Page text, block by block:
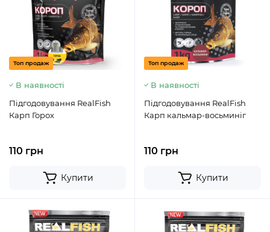
Топ продаж
В наявності
Підгодовування RealFish
Карп Горох
110 грн
Купити
Топ продаж
В наявності
Підгодовування RealFish
Карп кальмар-восьминіг
110 грн
Купити